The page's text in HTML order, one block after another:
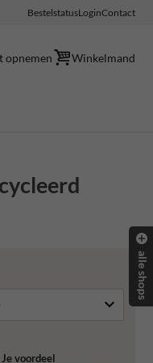
BestelstatusLoginContact
opnemen Winkelmand
Je voordeel
alle shops